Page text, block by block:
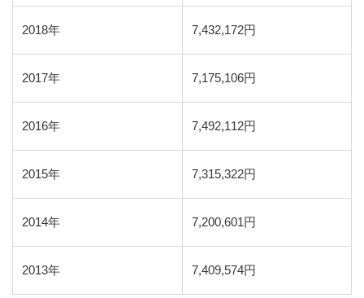
2018年 7,432,172円
2017年 7,175,106円
2016年 7,492,112円
2015年 7,315,322円
2014年 7,200,601円
2013年 7,409,574円